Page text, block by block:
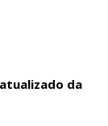
da